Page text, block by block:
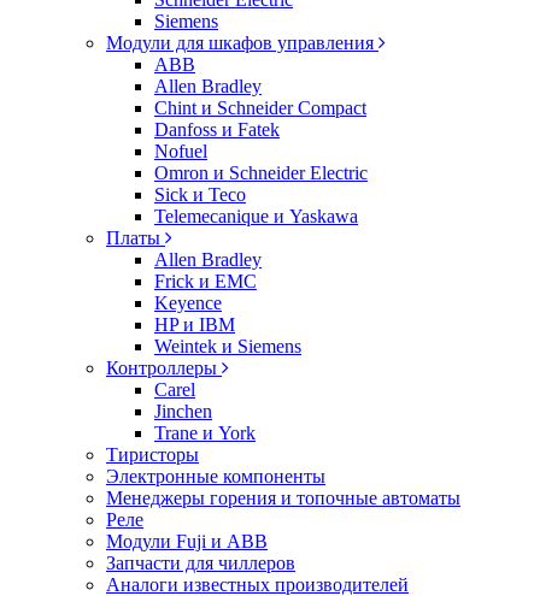
Siemens
Модули для шкафов управления
ABB
Allen Bradley
Chint и Schneider Compact
Danfoss и Fatek
Nofuel
Omron и Schneider Electric
Sick и Teco
Telemecanique и Yaskawa
Платы
Allen Bradley
Frick и EMC
Keyence
HP и IBM
Weintek и Siemens
Контроллеры
Carel
Jinchen
Trane и York
Тиристоры
Электронные компоненты
Менеджеры горения и топочные автоматы
Реле
Модули Fuji и ABB
Запчасти для чиллеров
Аналоги известных производителей